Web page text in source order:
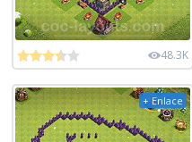
48.3K
+ Enlace